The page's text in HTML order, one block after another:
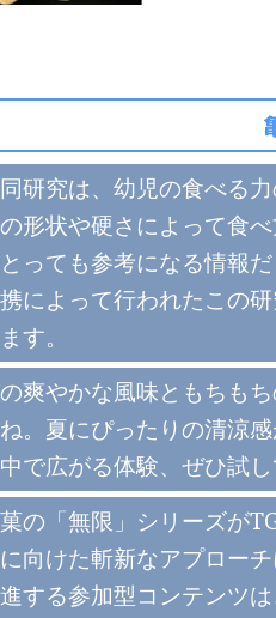
研究は、幼児の食べる
形状や硬さによって食
っても参考になる情報
によって行われたこの
す。
爽やかな風味ともちも
。夏にぴったりの清涼
で広がる体験、ぜひ試し
の「無限」シリーズが
向けた斬新なアプロー
する参加型コンテンツ